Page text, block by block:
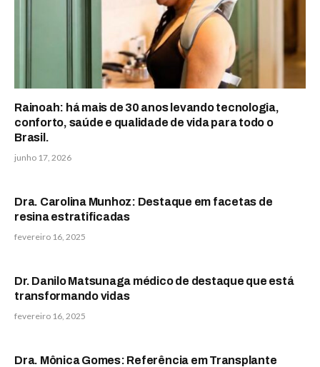
Rainoah: há mais de 30 anos levando tecnologia,
conforto, saúde e qualidade de vida para todo o
Brasil.
junho 17, 2026
Dra. Carolina Munhoz: Destaque em facetas de
resina estratificadas
fevereiro 16, 2025
Dr. Danilo Matsunaga médico de destaque que está
transformando vidas
fevereiro 16, 2025
Dra. Mônica Gomes: Referência em Transplante